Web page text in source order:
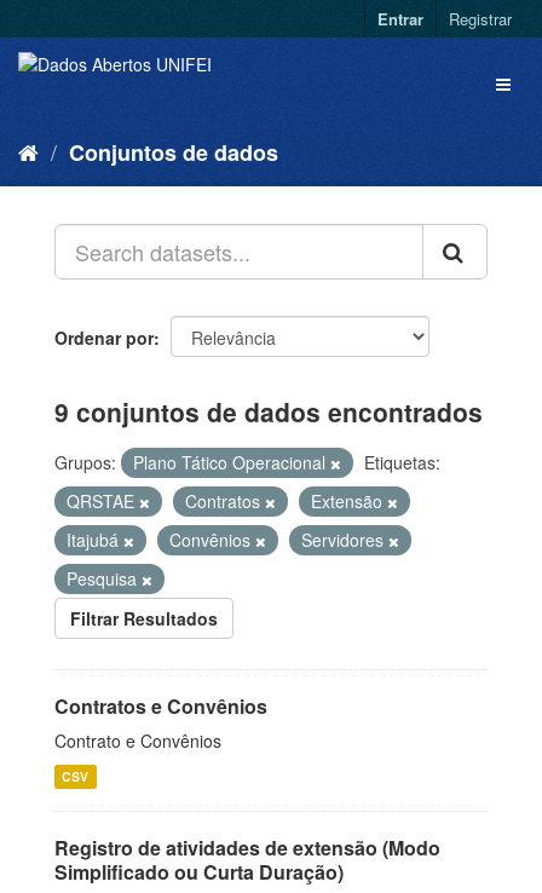
Entrar Registrar
Conjuntos de dados
Ordenar por
9 conjuntos de dados encontrados
Grupos: Plano Tático Operacional
Etiquetas:
QRSTAE
Contratos
Extensão
Itajubá
Convênios
Servidores
Pesquisa
Filtrar Resultados
Contratos e Convênios
Contrato e Convênios
CSV
Registro de atividades de extensão (Modo
Simplificado ou Curta Duração)